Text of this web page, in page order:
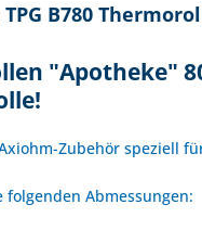
B780
"Apotheke"
Zubehör speziell
Abmessungen: